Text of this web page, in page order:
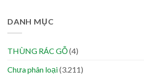
DANH MỤC
THÙNG RÁC GỖ(4)
Chưa phân loại(3.211)